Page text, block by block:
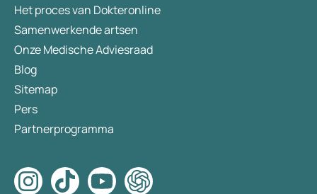
Het proces van Dokteronline
Samenwerkende artsen
Onze Medische Adviesraad
Blog
Sitemap
Pers
Partnerprogramma